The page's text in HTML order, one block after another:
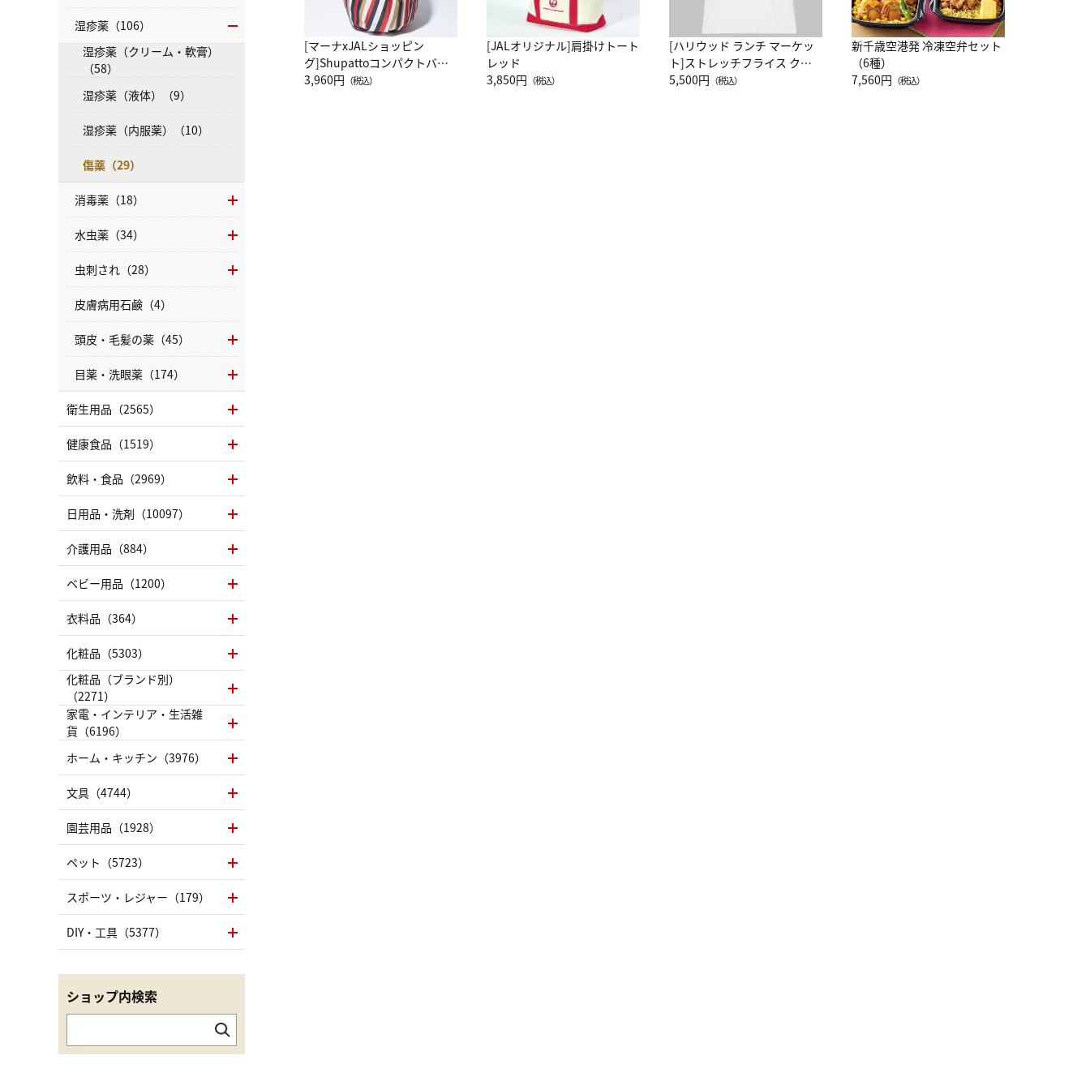
[マーナxJALショッピン
グ]Shupattoコンパクトバッ
グ Drop JAL客室乗務員
3,960円 （税込）
[JALオリジナル]肩掛けトート
レッド
3,850円 （税込）
[ハリウッド ランチ マーケッ
ト]ストレッチフライス クル
ーネック別注半袖Ｔシャツ
5,500円 （税込）
新千歳空港発 冷凍空弁セット
（6種）
7,560円 （税込）
湿疹薬（106）
湿疹薬（クリーム・軟膏）
（58）
湿疹薬（液体）（9）
湿疹薬（内服薬）（10）
傷薬（29）
消毒薬（18）
水虫薬（34）
虫刺され（28）
皮膚病用石鹸（4）
頭皮・毛髪の薬（45）
目薬・洗眼薬（174）
衛生用品（2565）
健康食品（1519）
飲料・食品（2969）
日用品・洗剤（10097）
介護用品（884）
ベビー用品（1200）
衣料品（364）
化粧品（5303）
化粧品（ブランド別）
（2271）
家電・インテリア・生活雑
貨（6196）
ホーム・キッチン（3976）
文具（4744）
園芸用品（1928）
ペット（5723）
スポーツ・レジャー（179）
DIY・工具（5377）
ショップ内検索